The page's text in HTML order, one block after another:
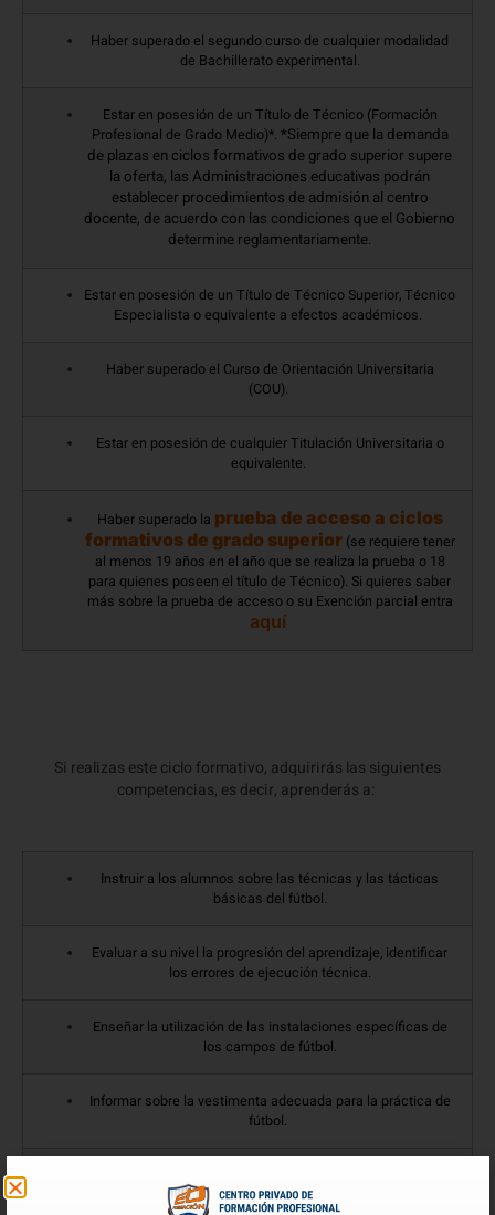
Haber superado el segundo curso de cualquier modalidad
de Bachillerato experimental.
Estar en posesión de un Título de Técnico (Formación
Profesional de Grado Medio)*. *Siempre que la demanda
de plazas en ciclos formativos de grado superior supere
la oferta, las Administraciones educativas podrán
establecer procedimientos de admisión al centro
docente, de acuerdo con las condiciones que el Gobierno
determine reglamentariamente.
Estar en posesión de un Título de Técnico Superior, Técnico
Especialista o equivalente a efectos académicos.
Haber superado el Curso de Orientación Universitaria
(COU).
Estar en posesión de cualquier Titulación Universitaria o
equivalente.
Haber superado la prueba de acceso a ciclos
formativos de grado superior(se requiere tener
al menos 19 años en el año que se realiza la prueba o 18
para quienes poseen el título de Técnico). Si quieres saber
más sobre la prueba de acceso o su Exención parcial entra
aquí
Si realizas este ciclo formativo, adquirirás las siguientes
competencias, es decir, aprenderás a:
Instruir a los alumnos sobre las técnicas y las tácticas
básicas del fútbol.
Evaluar a su nivel la progresión del aprendizaje, identificar
los errores de ejecución técnica.
Enseñar la utilización de las instalaciones específicas de
los campos de fútbol.
Informar sobre la vestimenta adecuada para la práctica de
fútbol.